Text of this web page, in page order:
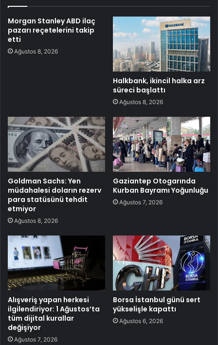
Morgan Stanley ABD ilaç
pazarı reçetelerini takip
etti
Ağustos 8, 2026
Halkbank, ikincil halka arz
süreci başlattı
Ağustos 8, 2026
Goldman Sachs: Yen
müdahalesi doların rezerv
para statüsünü tehdit
etmiyor
Ağustos 8, 2026
Gaziantep Otogarında
Kurban Bayramı Yoğunluğu
Ağustos 7, 2026
Alışveriş yapan herkesi
ilgilendiriyor: 1 Ağustos’ta
tüm dijital kurallar
değişiyor
Ağustos 7, 2026
Borsa İstanbul günü sert
yükselişle kapattı
Ağustos 6, 2026